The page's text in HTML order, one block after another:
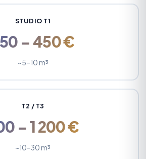
STUDIO T1
– 450 €
~5–10 m³
T2 / T3
– 1 200 €
~10–30 m³